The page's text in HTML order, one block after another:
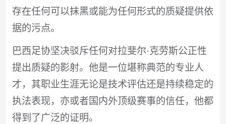
存在任何可以抹黑或能为任何形式的质疑提供依
据的污点。
巴西足协坚决驳斥任何对拉斐尔·克劳斯公正性
提出质疑的影射。他是一位堪称典范的专业人
才，其职业生涯无论是技术评估还是持续稳定的
执法表现，亦或者国内外顶级赛事的信任，他都
得到了广泛的证明。